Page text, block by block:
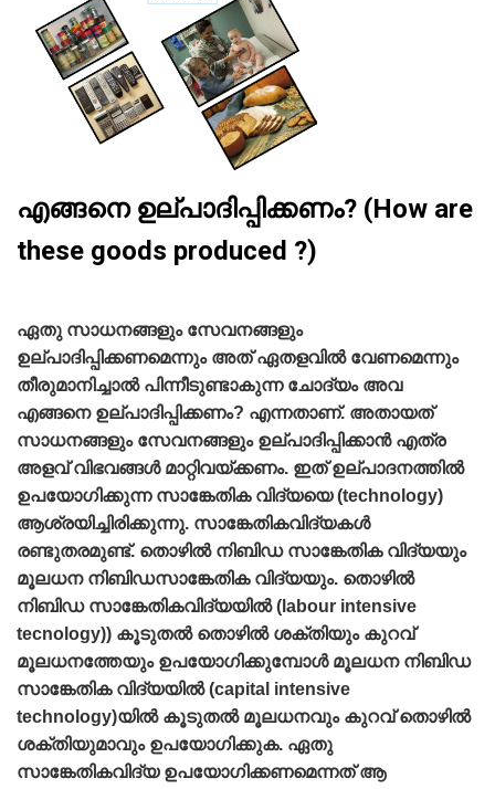
എങ്ങനെ ഉല്പാദിപ്പിക്കണം? (How are
these goods produced ?)
ഏതു സാധനങ്ങളും സേവനങ്ങളും
ഉല്പാദിപ്പിക്കണമെന്നും അത്‌ ഏതളവില്‍ വേണമെന്നും
തീരുമാനിച്ചാല്‍ പിന്നീടുണ്ടാകുന്ന ചോദ്യം അവ
എങ്ങനെ ഉല്പാദിപ്പിക്കണം? എന്നതാണ്‌. അതായത്‌
സാധനങ്ങളും സേവനങ്ങളും ഉല്പാദിപ്പിക്കാന്‍ എത്ര
അളവ്‌ വിഭവങ്ങള്‍ മാറ്റിവയ്ക്കണം. ഇത്‌ ഉല്പാദനത്തില്‍
ഉപയോഗിക്കുന്ന സാങ്കേതിക വിദ്യയെ (technology)
ആശ്രയിച്ചിരിക്കുന്നു. സാങ്കേതികവിദ്യകള്‍
രണ്ടുതരമുണ്ട്‌. തൊഴില്‍ നിബിഡ സാങ്കേതിക വിദ്യയും
മൂലധന നിബിഡസാങ്കേതിക വിദ്യയും. തൊഴില്‍
നിബിഡ സാങ്കേതികവിദ്യയില്‍ (labour intensive
tecnology)) കൂടുതല്‍ തൊഴില്‍ ശക്തിയും കുറവ്‌
മൂലധനത്തേയും ഉപയോഗിക്കുമ്പോള്‍ മൂലധന നിബിഡ
സാങ്കേതിക വിദ്യയില്‍ (capital intensive
technology)യില്‍ കൂടുതല്‍ മൂലധനവും കുറവ്‌ തൊഴില്‍
ശക്തിയുമാവും ഉപയോഗിക്കുക. ഏതു
സാങ്കേതികവിദ്യ ഉപയോഗിക്കണമെന്നത്‌ ആ